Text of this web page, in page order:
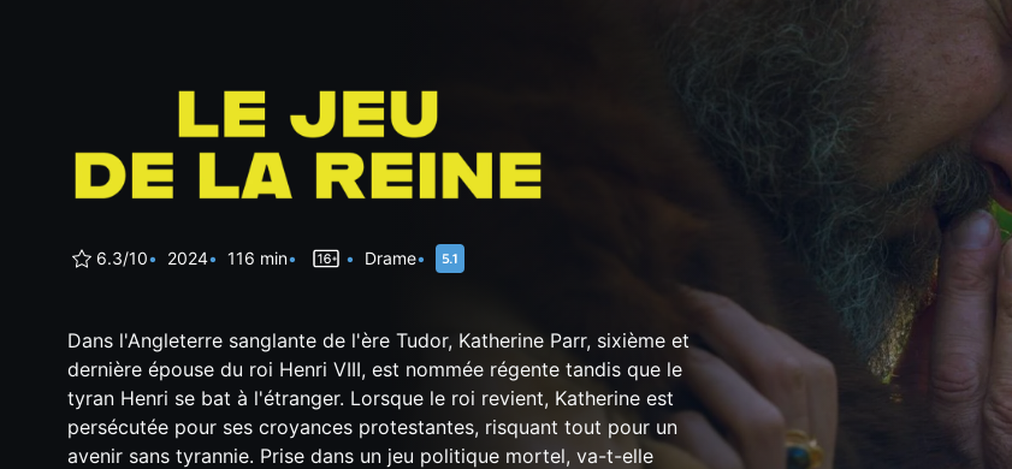
6.3/10 2024 116 min Drame
Dans l'Angleterre sanglante de l'ère Tudor, Katherine Parr, sixième et
dernière épouse du roi Henri VIII, est nommée régente tandis que le
tyran Henri se bat à l'étranger. Lorsque le roi revient, Katherine est
persécutée pour ses croyances protestantes, risquant tout pour un
avenir sans tyrannie. Prise dans un jeu politique mortel, va-t-elle